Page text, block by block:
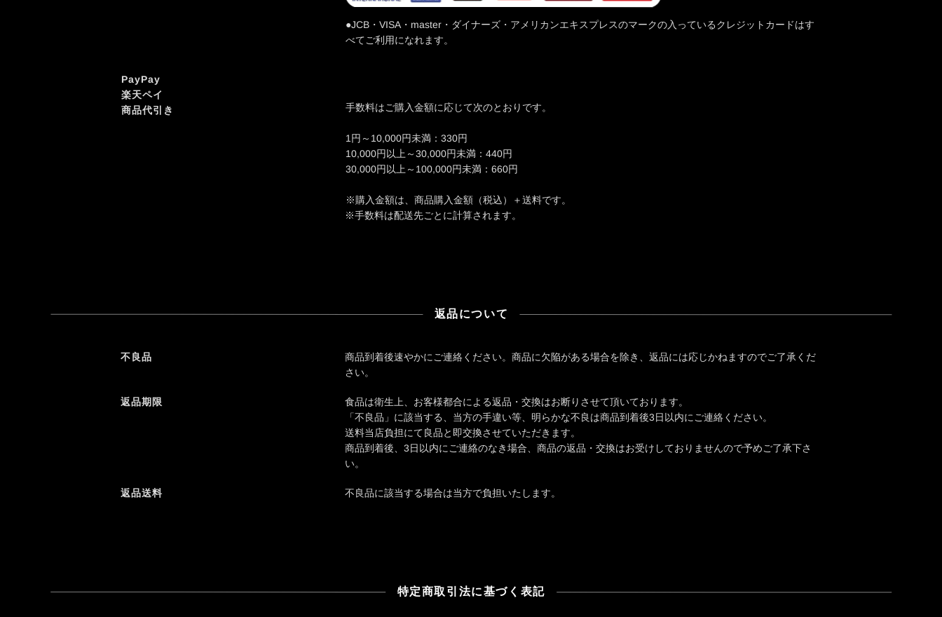
●JCB・VISA・master・ダイナーズ・アメリカンエキスプレスのマークの入っているクレジットカードはす
べてご利用になれます。
PayPay
楽天ペイ
商品代引き 手数料はご購入金額に応じて次のとおりです。
1円～10,000円未満：330円
10,000円以上～30,000円未満：440円
30,000円以上～100,000円未満：660円
※購入金額は、商品購入金額（税込）＋送料です。
※手数料は配送先ごとに計算されます。
返品について
不良品 商品到着後速やかにご連絡ください。商品に欠陥がある場合を除き、返品には応じかねますのでご了承くだ
さい。
返品期限 食品は衛生上、お客様都合による返品・交換はお断りさせて頂いております。
「不良品」に該当する、当方の手違い等、明らかな不良は商品到着後3日以内にご連絡ください。
送料当店負担にて良品と即交換させていただきます。
商品到着後、3日以内にご連絡のなき場合、商品の返品・交換はお受けしておりませんので予めご了承下さ
い。
返品送料 不良品に該当する場合は当方で負担いたします。
特定商取引法に基づく表記